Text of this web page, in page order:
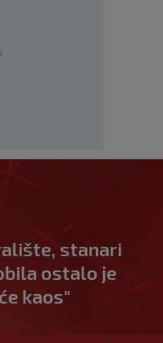
stanari
ostalo je
kaos"